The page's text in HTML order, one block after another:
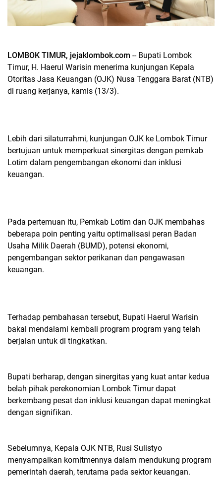
LOMBOK TIMUR, jejaklombok.com -- Bupati Lombok
Timur, H. Haerul Warisin menerima kunjungan Kepala
Otoritas Jasa Keuangan (OJK) Nusa Tenggara Barat (NTB)
di ruang kerjanya, kamis (13/3).
Lebih dari silaturrahmi, kunjungan OJK ke Lombok Timur
bertujuan untuk memperkuat sinergitas dengan pemkab
Lotim dalam pengembangan ekonomi dan inklusi
keuangan.
Pada pertemuan itu, Pemkab Lotim dan OJK membahas
beberapa poin penting yaitu optimalisasi peran Badan
Usaha Milik Daerah (BUMD), potensi ekonomi,
pengembangan sektor perikanan dan pengawasan
keuangan.
Terhadap pembahasan tersebut, Bupati Haerul Warisin
bakal mendalami kembali program program yang telah
berjalan untuk di tingkatkan.
Bupati berharap, dengan sinergitas yang kuat antar kedua
belah pihak perekonomian Lombok Timur dapat
berkembang pesat dan inklusi keuangan dapat meningkat
dengan signifikan.
Sebelumnya, Kepala OJK NTB, Rusi Sulistyo
menyampaikan komitmennya dalam mendukung program
pemerintah daerah, terutama pada sektor keuangan.